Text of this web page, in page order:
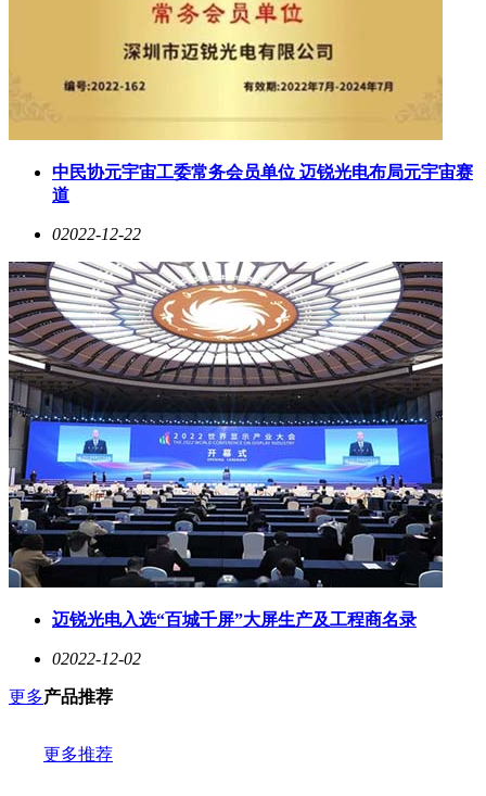
中民协元宇宙工委常务会员单位 迈锐光电布局元宇宙赛
道
02022-12-22
迈锐光电入选“百城千屏”大屏生产及工程商名录
02022-12-02
更多产品推荐
更多推荐